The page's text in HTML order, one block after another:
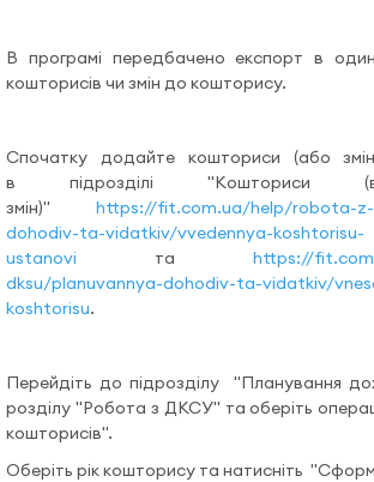
Відеоуроки
Увійти
В програмі передбачено експорт в
кошторисів чи змін до кошторису.
Спочатку додайте кошториси (або
в підрозділі "Кошториси
змін)" https://fit.com.ua/help/robota-z-
dohodiv-ta-vidatkiv/vvedennya-koshtorisu-
ustanovi та https://
dksu/planuvannya-dohodiv-ta-vidatkiv/
koshtorisu.
Перейдіть до підрозділу "Планування
розділу "Робота з ДКСУ" та оберіть
кошторисів".
Оберіть рік кошторису та натисніть